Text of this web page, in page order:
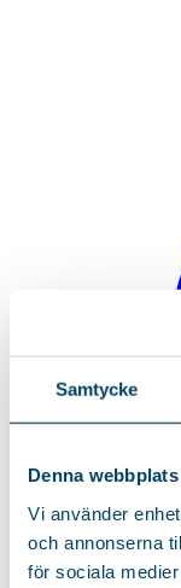
Samtycke
Denna
Vi använder
och annonserna
för sociala
4,1 kg